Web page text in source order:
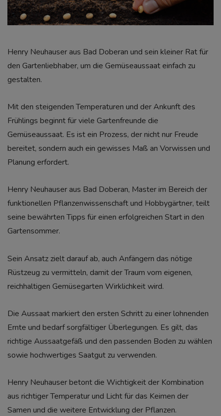
Henry Neuhauser aus Bad Doberan und sein kleiner Rat für
den Gartenliebhaber, um die Gemüseaussaat einfach zu
gestalten.
Mit den steigenden Temperaturen und der Ankunft des
Frühlings beginnt für viele Gartenfreunde die
Gemüseaussaat. Es ist ein Prozess, der nicht nur Freude
bereitet, sondern auch ein gewisses Maß an Vorwissen und
Planung erfordert.
Henry Neuhauser aus Bad Doberan, Master im Bereich der
funktionellen Pflanzenwissenschaft und Hobbygärtner, teilt
seine bewährten Tipps für einen erfolgreichen Start in den
Gartensommer.
Sein Ansatz zielt darauf ab, auch Anfängern das nötige
Rüstzeug zu vermitteln, damit der Traum vom eigenen,
reichhaltigen Gemüsegarten Wirklichkeit wird.
Die Aussaat markiert den ersten Schritt zu einer lohnenden
Ernte und bedarf sorgfältiger Überlegungen. Es gilt, das
richtige Aussaatgefäß und den passenden Boden zu wählen
sowie hochwertiges Saatgut zu verwenden.
Henry Neuhauser betont die Wichtigkeit der Kombination
aus richtiger Temperatur und Licht für das Keimen der
Samen und die weitere Entwicklung der Pflanzen.